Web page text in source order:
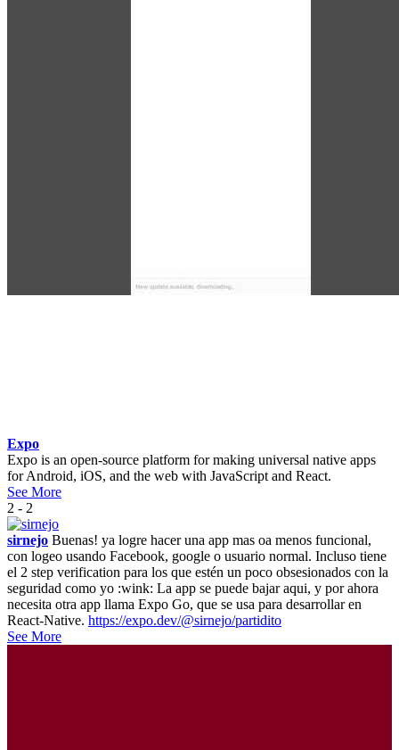
Expo
Expo is an open-source platform for making universal native apps
for Android, iOS, and the web with JavaScript and React.
See More
2 - 2
sirnejo Buenas! ya logre hacer una app mas oa menos funcional,
con logeo usando Facebook, google o usuario normal. Incluso tiene
el 2 step verification para los que estén un poco obsesionados con la
seguridad como yo :wink: La app se puede bajar aqui, y por ahora
necesita otra app llama Expo Go, que se usa para desarrollar en
React-Native. https://expo.dev/@sirnejo/partidito
See More